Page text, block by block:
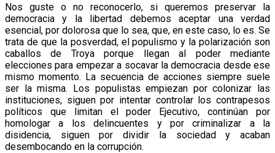
Nos guste o no reconocerlo, si queremos preservar la
democracia y la libertad debemos aceptar una verdad
esencial, por dolorosa que lo sea, que, en este caso, lo es. Se
trata de que la posverdad, el populismo y la polarización son
caballos de Troya porque llegan al poder mediante
elecciones para empezar a socavar la democracia desde ese
mismo momento. La secuencia de acciones siempre suele
ser la misma. Los populistas empiezan por colonizar las
instituciones, siguen por intentar controlar los contrapesos
políticos que limitan el poder Ejecutivo, continúan por
homologar a los delincuentes y por criminalizar a la
disidencia, siguen por dividir la sociedad y acaban
desembocando en la corrupción.